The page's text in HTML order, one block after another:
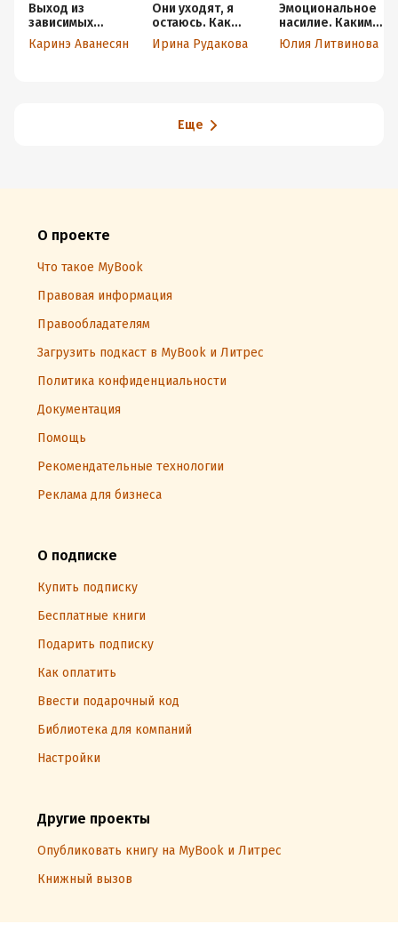
Выход из
зависимых
отношений. Как
перестать
Каринэ Аванесян
Они уходят, я
остаюсь. Как
оставить в
прошлом
Ирина Рудакова
Эмоциональное
насилие. Каким
бывает и как
защититься
Юлия Литвинова
Еще
О проекте
Что такое MyBook
Правовая информация
Правообладателям
Загрузить подкаст в MyBook и Литрес
Политика конфиденциальности
Документация
Помощь
Рекомендательные технологии
Реклама для бизнеса
О подписке
Купить подписку
Бесплатные книги
Подарить подписку
Как оплатить
Ввести подарочный код
Библиотека для компаний
Настройки
Другие проекты
Опубликовать книгу на MyBook и Литрес
Книжный вызов